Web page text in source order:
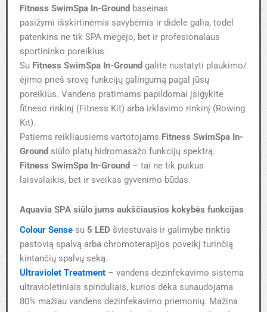
Fitness SwimSpa In-Ground baseinas
pasižymi išskirtinėmis savybėmis ir didele galia, todėl
patenkins ne tik SPA mėgėjo, bet ir profesionalaus
sportininko poreikius.
Su Fitness SwimSpa In-Ground galite nustatyti plaukimo/
ėjimo prieš srovę funkcijų galingumą pagal jūsų
poreikius. Vandens pratimams papildomai įsigykite
fitneso rinkinį (Fitness Kit) arba irklavimo rinkinį (Rowing
Kit).
Patiems reikliausiems vartotojams Fitness SwimSpa In-
Ground siūlo platų hidromasažo funkcijų spektrą.
Fitness SwimSpa In-Ground – tai ne tik puikus
laisvalaikis, bet ir sveikas gyvenimo būdas.
Aquavia SPA siūlo jums aukščiausios kokybės funkcijas
Colour Sense su 5 LED šviestuvais ir galimybe rinktis
pastovią spalvą arba chromoterapijos poveikį turinčią
kintančių spalvų seką.
Ultraviolet Treatment – vandens dezinfekavimo sistema
ultravioletiniais spinduliais, kurios dėka sunaudojama
80% mažiau vandens dezinfekavimo priemonių. Mažina